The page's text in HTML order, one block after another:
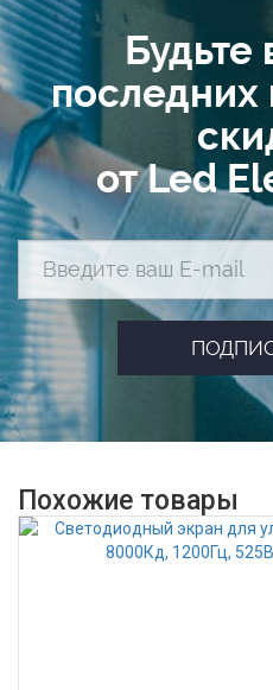
Будьте
последних
от Led
Похожие товары